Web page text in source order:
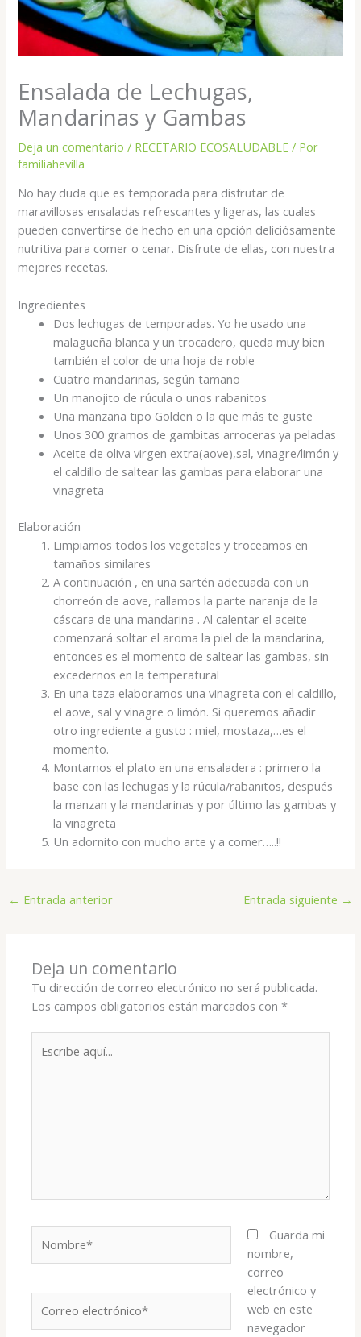
Ensalada de Lechugas,
Mandarinas y Gambas
Deja un comentario / RECETARIO ECOSALUDABLE / Por
familiahevilla
No hay duda que es temporada para disfrutar de
maravillosas ensaladas refrescantes y ligeras, las cuales
pueden convertirse de hecho en una opción deliciósamente
nutritiva para comer o cenar. Disfrute de ellas, con nuestra
mejores recetas.
Ingredientes
Dos lechugas de temporadas. Yo he usado una
malagueña blanca y un trocadero, queda muy bien
también el color de una hoja de roble
Cuatro mandarinas, según tamaño
Un manojito de rúcula o unos rabanitos
Una manzana tipo Golden o la que más te guste
Unos 300 gramos de gambitas arroceras ya peladas
Aceite de oliva virgen extra(aove),sal, vinagre/limón y
el caldillo de saltear las gambas para elaborar una
vinagreta
Elaboración
Limpiamos todos los vegetales y troceamos en
tamaños similares
A continuación , en una sartén adecuada con un
chorreón de aove, rallamos la parte naranja de la
cáscara de una mandarina . Al calentar el aceite
comenzará soltar el aroma la piel de la mandarina,
entonces es el momento de saltear las gambas, sin
excedernos en la temperatural
En una taza elaboramos una vinagreta con el caldillo,
el aove, sal y vinagre o limón. Si queremos añadir
otro ingrediente a gusto : miel, mostaza,…es el
momento.
Montamos el plato en una ensaladera : primero la
base con las lechugas y la rúcula/rabanitos, después
la manzan y la mandarinas y por último las gambas y
la vinagreta
Un adornito con mucho arte y a comer…..!!
← Entrada anterior Entrada siguiente →
Deja un comentario
Tu dirección de correo electrónico no será publicada.
Los campos obligatorios están marcados con*
aquí...
electrónico*
Guarda mi
nombre,
correo
electrónico y
web en este
navegador